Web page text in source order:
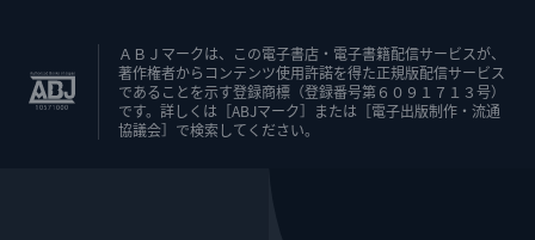
ＡＢＪマークは、この電子書店・電子書籍配信サービスが、
著作権者からコンテンツ使用許諾を得た正規版配信サービス
であることを示す登録商標（登録番号第６０９１７１３号）
です。詳しくは［ABJマーク］または［電子出版制作・流通
協議会］で検索してください。